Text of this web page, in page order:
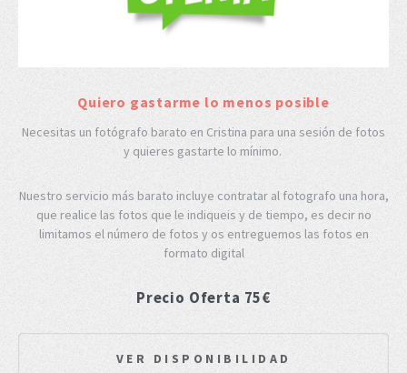
Quiero gastarme lo menos posible
Necesitas un fotógrafo barato en Cristina para una sesión de fotos
y quieres gastarte lo mínimo.
Nuestro servicio más barato incluye contratar al fotografo una hora,
que realice las fotos que le indiqueis y de tiempo, es decir no
limitamos el número de fotos y os entreguemos las fotos en
formato digital
Precio Oferta 75€
VER DISPONIBILIDAD